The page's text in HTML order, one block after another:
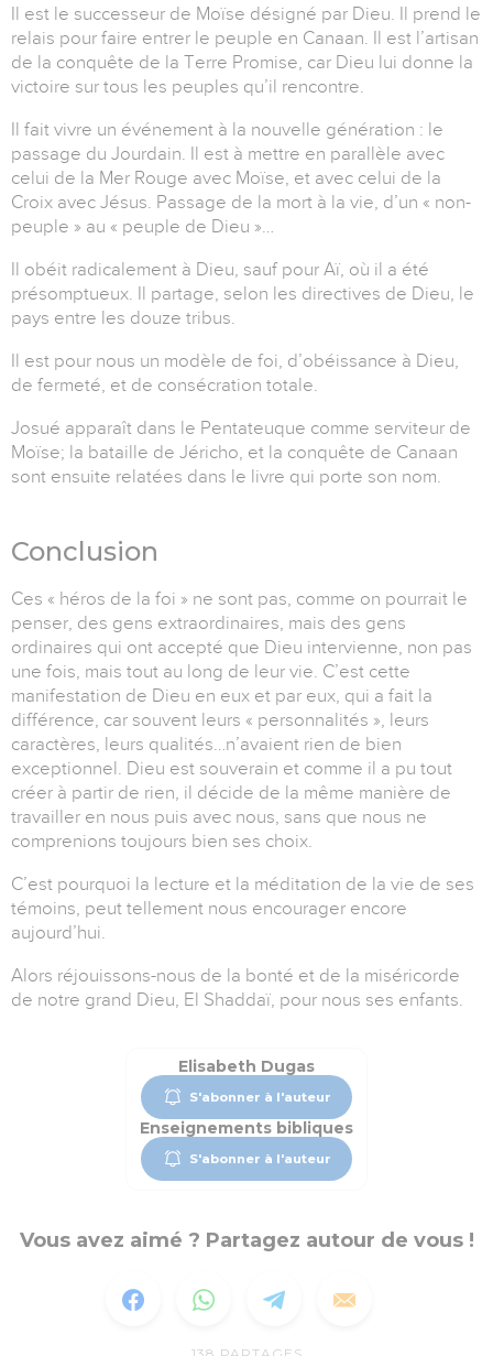
Il est le successeur de Moïse désigné par Dieu. Il prend le
relais pour faire entrer le peuple en Canaan. Il est l’artisan
de la conquête de la Terre Promise, car Dieu lui donne la
victoire sur tous les peuples qu’il rencontre.
Il fait vivre un événement à la nouvelle génération : le
passage du Jourdain. Il est à mettre en parallèle avec
celui de la Mer Rouge avec Moïse, et avec celui de la
Croix avec Jésus. Passage de la mort à la vie, d’un « non-
peuple » au « peuple de Dieu »…
Il obéit radicalement à Dieu, sauf pour Aï, où il a été
présomptueux. Il partage, selon les directives de Dieu, le
pays entre les douze tribus.
Il est pour nous un modèle de foi, d’obéissance à Dieu,
de fermeté, et de consécration totale.
Josué apparaît dans le Pentateuque comme serviteur de
Moïse; la bataille de Jéricho, et la conquête de Canaan
sont ensuite relatées dans le livre qui porte son nom.
Conclusion
Ces « héros de la foi » ne sont pas, comme on pourrait le
penser, des gens extraordinaires, mais des gens
ordinaires qui ont accepté que Dieu intervienne, non pas
une fois, mais tout au long de leur vie. C’est cette
manifestation de Dieu en eux et par eux, qui a fait la
différence, car souvent leurs « personnalités », leurs
caractères, leurs qualités…n’avaient rien de bien
exceptionnel. Dieu est souverain et comme il a pu tout
créer à partir de rien, il décide de la même manière de
travailler en nous puis avec nous, sans que nous ne
comprenions toujours bien ses choix.
C’est pourquoi la lecture et la méditation de la vie de ses
témoins, peut tellement nous encourager encore
aujourd’hui.
Alors réjouissons-nous de la bonté et de la miséricorde
de notre grand Dieu, El Shaddaï, pour nous ses enfants.
Elisabeth Dugas
S'abonner à l'auteur
Enseignements bibliques
S'abonner à l'auteur
Vous avez aimé ? Partagez autour de vous !